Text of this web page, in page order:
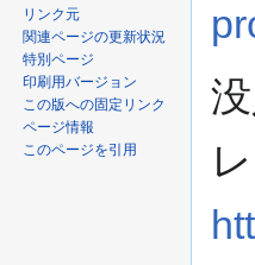
ー
シ
ン
移
動
移
動
リンク元
関連ページの更新状況
特別ページ
印刷用バージョン
この版への固定リンク
ページ情報
このページを引用